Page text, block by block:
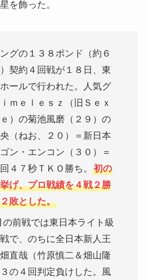
を飾った。
グの１３８ポンド（約６
契約４回戦が１８日、東
ールで行われた。人気グ
ｍｅｌｅｓｚ（旧Ｓｅｘ
）の菊池風磨（２９）の
（ねお、２０）＝新日本
ン・エンコン（３０）＝
４７秒ＴＫＯ勝ち。 初の
げ、プロ戦績を４戦２勝
敗とした。
の前戦では東日本ライト級
で、のちに全日本新人王
直哉（竹原慎二＆畑山隆
の４回判定負けした。風